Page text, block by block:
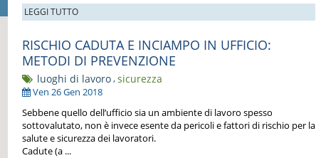
LEGGI TUTTO
RISCHIO CADUTA E INCIAMPO IN UFFICIO:
METODI DI PREVENZIONE
luoghi di lavoro,sicurezza
Ven 26 Gen 2018
Sebbene quello dell’ufficio sia un ambiente di lavoro spesso
sottovalutato, non è invece esente da pericoli e fattori di rischio per la
salute e sicurezza dei lavoratori.
Cadute (a ...